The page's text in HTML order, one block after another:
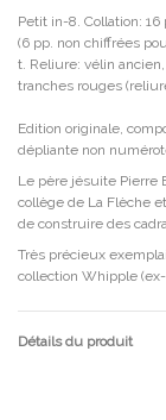
Petit in-8. Collation: 16
(6 pp. non chiffrées
t. Reliure: vélin
tranches rouges
Edition originale,
dépliante non
Le père jésuite Pierre
collège de La Flèche
de construire des
Très précieux
collection Whipple (ex-
Détails du produit